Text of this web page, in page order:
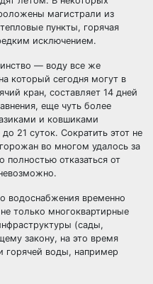
магистрали из
пункты, горячая
исключением.
— воду все же
который сегодня могут в
кран, составляет 14 дней
еще чуть более
и ковшиками
21 суток. Сократить этот не
во многом удалось за
полностью отказаться от
водоснабжения временно
только многоквартирные
(сады,
закону, на это время
горячей воды, например